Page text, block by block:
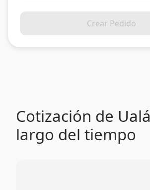
Crear Pedido
Cotización de
largo del tiempo